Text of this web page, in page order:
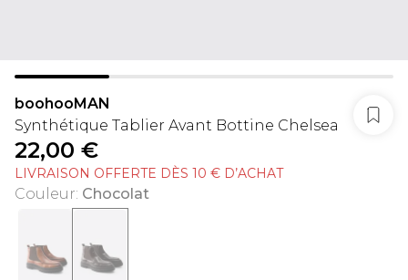
boohooMAN
Synthétique Tablier Avant Bottine Chelsea
22,00 €
LIVRAISON OFFERTE DÈS 10 € D’ACHAT
Couleur: Chocolat